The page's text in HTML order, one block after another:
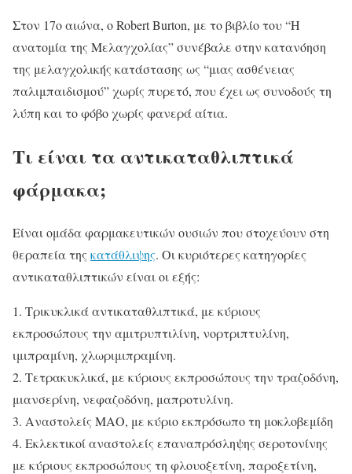
Στον 17ο αιώνα, ο Robert Burton, με το βιβλίο του “Η
ανατομία της Μελαγχολίας” συνέβαλε στην κατανόηση
της μελαγχολικής κατάστασης ως “μιας ασθένειας
παλιμπαιδισμού” χωρίς πυρετό, που έχει ως συνοδούς τη
λύπη και το φόβο χωρίς φανερά αίτια.
Τι είναι τα αντικαταθλιπτικά
φάρμακα;
Είναι ομάδα φαρμακευτικών ουσιών που στοχεύουν στη
θεραπεία της κατάθλιψης. Οι κυριότερες κατηγορίες
αντικαταθλιπτικών είναι οι εξής:
1. Τρικυκλικά αντικαταθλιπτικά, με κύριους
εκπροσώπους την αμιτρυπτιλίνη, νορτριπτυλίνη,
ιμιπραμίνη, χλωριμιπραμίνη.
2. Τετρακυκλικά, με κύριους εκπροσώπους την τραζοδόνη,
μιανσερίνη, νεφαζοδόνη, μαπροτυλίνη.
3. Αναστολείς ΜΑΟ, με κύριο εκπρόσωπο τη μοκλοβεμίδη
4. Εκλεκτικοί αναστολείς επαναπρόσληψης σεροτονίνης
με κύριους εκπροσώπους τη φλουοξετίνη, παροξετίνη,